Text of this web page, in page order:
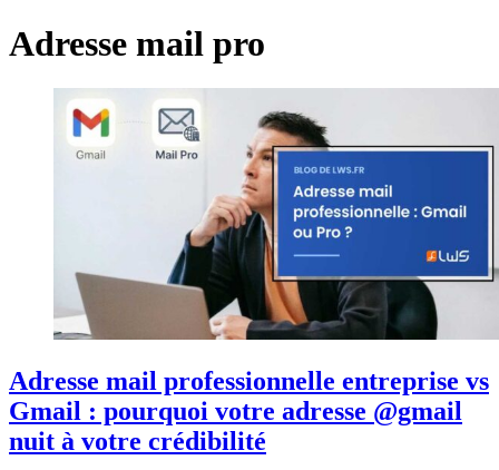
Adresse mail pro
Adresse mail professionnelle entreprise vs
Gmail : pourquoi votre adresse @gmail
nuit à votre crédibilité